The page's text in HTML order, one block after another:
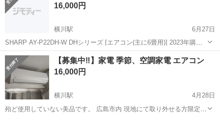
ているため、メンテナンス...
16,000円
横川駅
6月27日
SHARP AY-P22DH-W DHシリーズ [エアコン(主に6畳用)] 2023年購入
美品です✨✨
広島 広島市 横川駅 季節、空調家電 SHARP
【募集中‼️】家電 季節、空調家電 エアコン
16,000円
横川駅
4月28日
殆ど使用していない美品です。 広島市内 現地にて取り外せる方限定で